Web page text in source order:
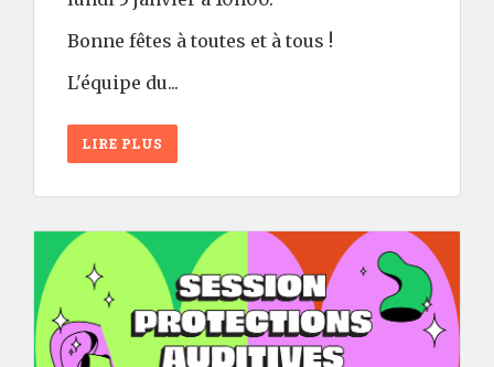
Bonne fêtes à toutes et à tous !
L'équipe du...
LIRE PLUS